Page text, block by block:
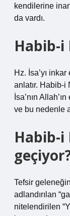
kendilerine
da vardı.
Habib-i
Hz. İsa’yı inkar
anlatır. Habib-
İsa’nın
ve bu nedenle
Habib-i
Tefsir
adlandırılan
nitelendirilen